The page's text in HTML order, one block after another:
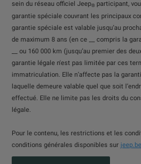
sein du réseau officiel Jeep® participant,
garantie spéciale couvrant les principaux
garantie spéciale est valable jusqu’au
de maximum 8 ans (en ce __ compris la
__ ou 160 000 km (jusqu’au premier des
garantie légale n'est pas limitée par ces
immatriculation. Elle n’affecte pas la
laquelle demeure valable quel que soit
effectué. Elle ne limite pas les droits du
légale.
Pour le contenu, les restrictions et les
conditions générales disponibles sur jeep.be